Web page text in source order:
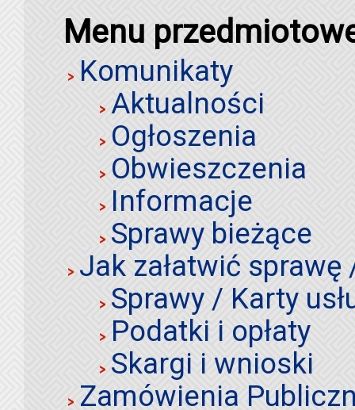
Menu
Komunikaty
Aktualności
Ogłoszenia
Obwieszczenia
Informacje
Sprawy bieżące
Jak załatwić sprawę
Sprawy / Karty
Podatki i opłaty
Skargi i wnioski
Zamówienia